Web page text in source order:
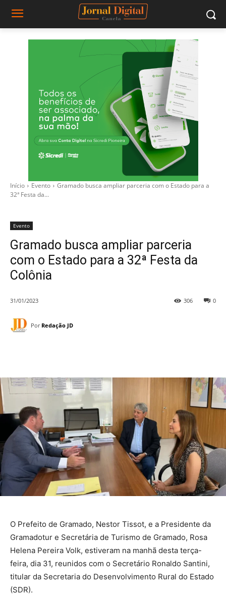
Início Evento
Gramado busca ampliar parceria com o Estado para a
32ª Festa da...
Evento
Gramado busca ampliar parceria
com o Estado para a 32ª Festa da
Colônia
31/01/2023 0
306
Por Redação JD
O Prefeito de Gramado, Nestor Tissot, e a Presidente da
Gramadotur e Secretária de Turismo de Gramado, Rosa
Helena Pereira Volk, estiveram na manhã desta terça-
feira, dia 31, reunidos com o Secretário Ronaldo Santini,
titular da Secretaria do Desenvolvimento Rural do Estado
(SDR).